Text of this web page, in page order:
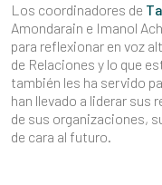
Los coordinadores de
Amondarain e Imanol
para reflexionar en voz
de Relaciones y lo que
también les ha servido
han llevado a liderar sus
de sus organizaciones,
de cara al futuro.